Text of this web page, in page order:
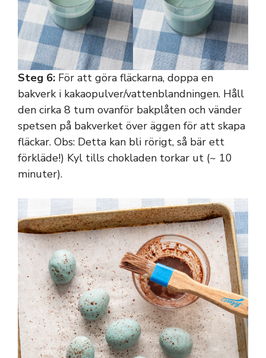
Steg 6: För att göra fläckarna, doppa en
bakverk i kakaopulver/vattenblandningen. Håll
den cirka 8 tum ovanför bakplåten och vänder
spetsen på bakverket över äggen för att skapa
fläckar. Obs: Detta kan bli rörigt, så bär ett
förkläde!) Kyl tills chokladen torkar ut (~ 10
minuter).